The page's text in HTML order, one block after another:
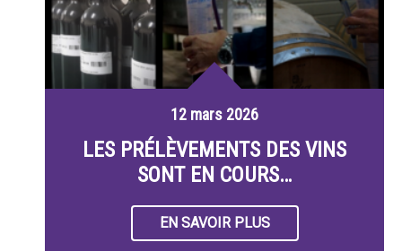
12 mars 2026
LES PRÉLÈVEMENTS DES VINS
SONT EN COURS…
EN SAVOIR PLUS